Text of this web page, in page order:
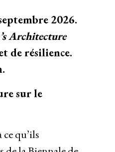
2026.
Architecture
de résilience.
sur le
qu’ils